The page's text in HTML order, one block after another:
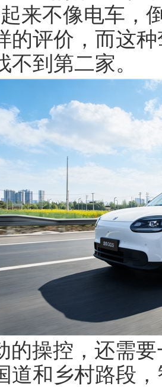
来不像电车，
的评价，而这
不到第二家。
的操控，还需
道和乡村路段